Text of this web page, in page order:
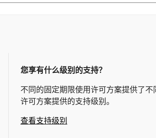
您享有什么级别的支持？
不同的固定期限使用许可方案提供了
许可方案提供的支持级别。
查看支持级别